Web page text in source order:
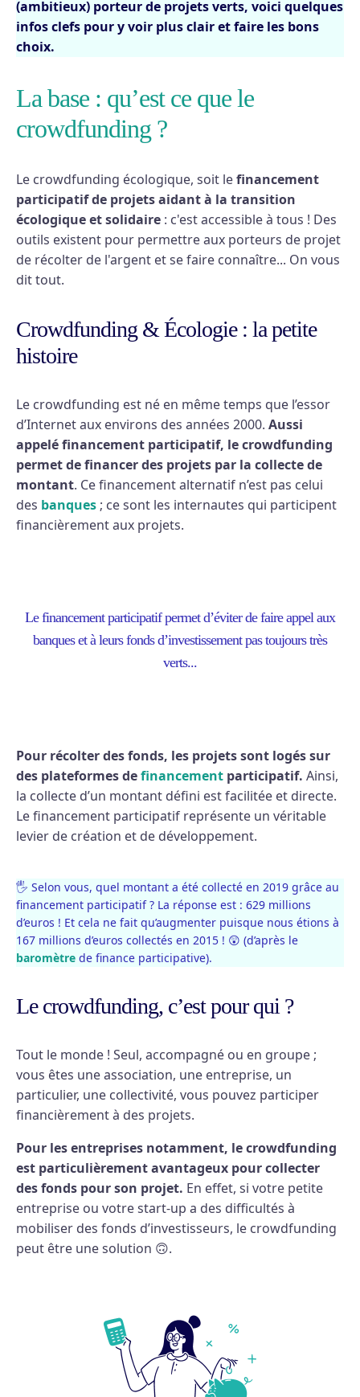
(ambitieux) porteur de projets verts, voici quelques
infos clefs pour y voir plus clair et faire les bons
choix.
La base : qu’est ce que le
crowdfunding ?
Le crowdfunding écologique, soit lefinancement
participatif de projets aidant à la transition
écologique et solidaire : c'est accessible à tous ! Des
outils existent pour permettre aux porteurs de projet
de récolter de l'argent et se faire connaître... On vous
dit tout.
Crowdfunding & Écologie : la petite
histoire
Le crowdfunding est né en même temps que l’essor
d’Internet aux environs des années 2000. Aussi
appelé financement participatif, le crowdfunding
permet de financer des projets par la collecte de
montant. Ce financement alternatif n’est pas celui
des banques ; ce sont les internautes qui participent
financièrement aux projets.
Le financement participatif permet d’éviter de faire appel aux
banques et à leurs fonds d’investissement pas toujours très
verts...
Pour récolter des fonds, les projets sont logés sur
des plateformes definancement participatif. Ainsi,
la collecte d’un montant défini est facilitée et directe.
Le financement participatif représente un véritable
levier de création et de développement.
🖐 Selon vous, quel montant a été collecté en 2019 grâce au
financement participatif ? La réponse est : 629 millions
d’euros ! Et cela ne fait qu’augmenter puisque nous étions à
167 millions d’euros collectés en 2015 ! 😲 (d’après le
baromètre de finance participative).
Le crowdfunding, c’est pour qui ?
Tout le monde ! Seul, accompagné ou en groupe ;
vous êtes une association, une entreprise, un
particulier, une collectivité, vous pouvez participer
financièrement à des projets.
Pour les entreprises notamment, le crowdfunding
est particulièrement avantageux pour collecter
des fonds pour son projet. En effet, si votre petite
entreprise ou votre start-up a des difficultés à
mobiliser des fonds d’investisseurs, le crowdfunding
peut être une solution 🙃.